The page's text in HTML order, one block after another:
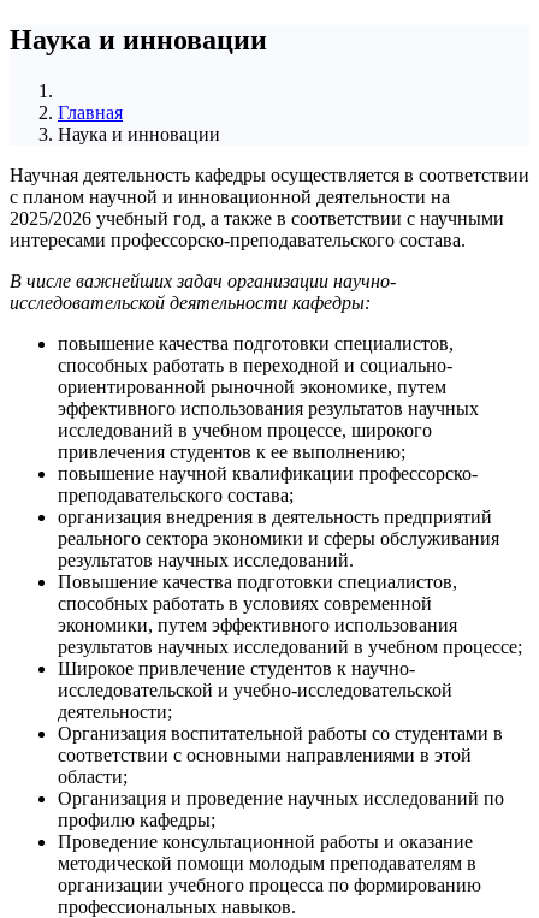
Наука и инновации
Главная
Наука и инновации
Научная деятельность кафедры осуществляется в соответствии
с планом научной и инновационной деятельности на
2025/2026 учебный год, а также в соответствии с научными
интересами профессорско-преподавательского состава.
В числе важнейших задач организации научно-
исследовательской деятельности кафедры:
повышение качества подготовки специалистов,
способных работать в переходной и социально-
ориентированной рыночной экономике, путем
эффективного использования результатов научных
исследований в учебном процессе, широкого
привлечения студентов к ее выполнению;
повышение научной квалификации профессорско-
преподавательского состава;
организация внедрения в деятельность предприятий
реального сектора экономики и сферы обслуживания
результатов научных исследований.
Повышение качества подготовки специалистов,
способных работать в условиях современной
экономики, путем эффективного использования
результатов научных исследований в учебном процессе;
Широкое привлечение студентов к научно-
исследовательской и учебно-исследовательской
деятельности;
Организация воспитательной работы со студентами в
соответствии с основными направлениями в этой
области;
Организация и проведение научных исследований по
профилю кафедры;
Проведение консультационной работы и оказание
методической помощи молодым преподавателям в
организации учебного процесса по формированию
профессиональных навыков.